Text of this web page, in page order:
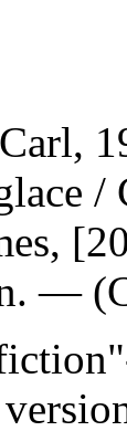
/
—